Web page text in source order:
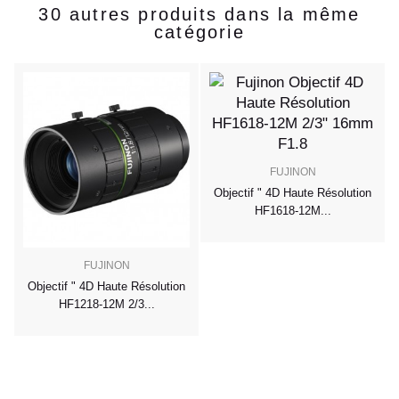
30 autres produits dans la même
catégorie
FUJINON
Objectif " 4D Haute Résolution
HF1218-12M 2/3...
FUJINON
Objectif " 4D Haute Résolution
HF1618-12M...